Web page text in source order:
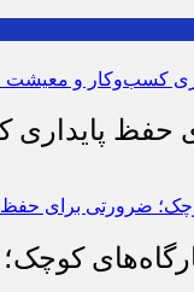
حفظ